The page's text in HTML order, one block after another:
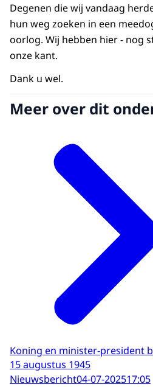
Degenen die wij vandaag
hun weg zoeken in een
oorlog. Wij hebben hier - nog
onze kant.
Dank u wel.
Meer over dit
Koning en minister-president
15 augustus 1945
Nieuwsbericht04-07-202517:05